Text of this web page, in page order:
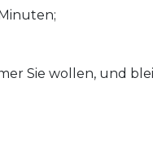
Sie wollen, und